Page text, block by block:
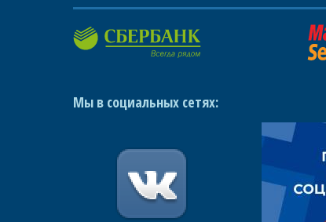
Мы в социальных сетях: